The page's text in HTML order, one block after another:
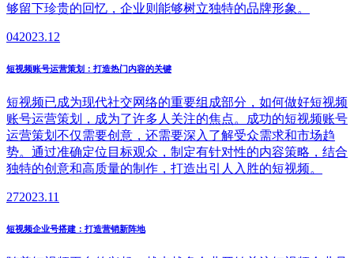
够留下珍贵的回忆，企业则能够树立独特的品牌形象。
042023.12
短视频账号运营策划：打造热门内容的关键
短视频已成为现代社交网络的重要组成部分，如何做好短视频
账号运营策划，成为了许多人关注的焦点。成功的短视频账号
运营策划不仅需要创意，还需要深入了解受众需求和市场趋
势。通过准确定位目标观众，制定有针对性的内容策略，结合
独特的创意和高质量的制作，打造出引人入胜的短视频。
272023.11
短视频企业号搭建：打造营销新阵地